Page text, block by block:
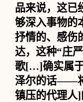
品来说，这已
够深入事物的
抒情的、感伤
达，这种“庄
歌[…]确实属
泽尔的话——
镇压的代理